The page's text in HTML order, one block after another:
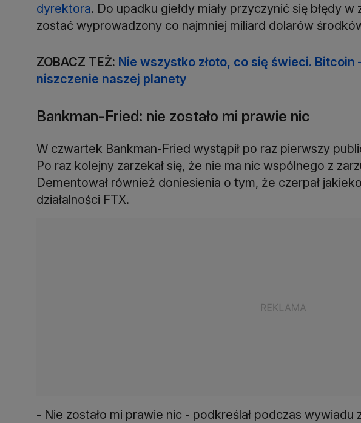
dyrektora. Do upadku giełdy miały przyczynić się błędy w
zostać wyprowadzony co najmniej miliard dolarów
ZOBACZ TEŻ: Nie wszystko złoto, co się świeci.
niszczenie naszej planety
Bankman-Fried: nie zostało mi prawie nic
W czwartek Bankman-Fried wystąpił po raz pierwszy
Po raz kolejny zarzekał się, że nie ma nic wspólnego z
Dementował również doniesienia o tym, że czerpał
działalności FTX.
- Nie zostało mi prawie nic - podkreślał podczas wywiadu